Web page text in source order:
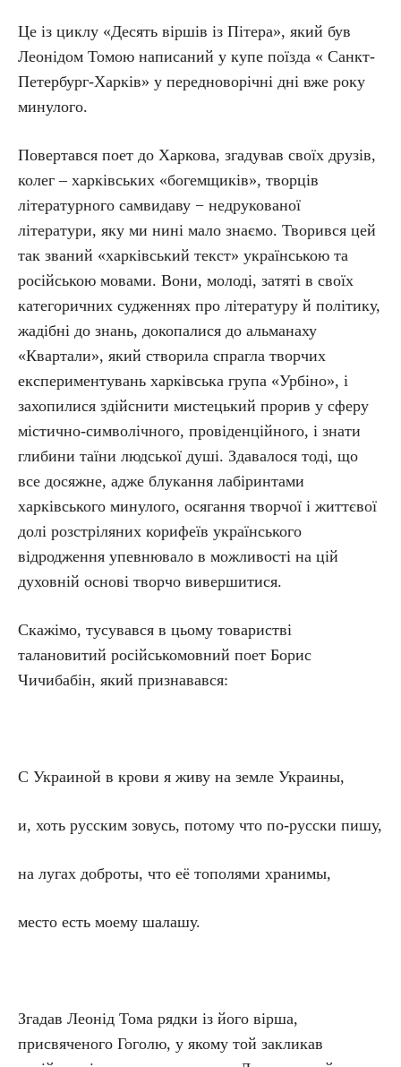
Це із циклу «Десять віршів із Пітера», який був
Леонідом Томою написаний у купе поїзда « Санкт-
Петербург-Харків» у передноворічні дні вже року
минулого.
Повертався поет до Харкова, згадував своїх друзів,
колег – харківських «богемщиків», творців
літературного самвидаву − недрукованої
літератури, яку ми нині мало знаємо. Творився цей
так званий «харківський текст» українською та
російською мовами. Вони, молоді, затяті в своїх
категоричних судженнях про літературу й політику,
жадібні до знань, докопалися до альманаху
«Квартали», який створила спрагла творчих
експериментувань харківська група «Урбіно», і
захопилися здійснити мистецький прорив у сферу
містично-символічного, провіденційного, і знати
глибини таїни людської душі. Здавалося тоді, що
все досяжне, адже блукання лабіринтами
харківського минулого, осягання творчої і життєвої
долі розстріляних корифеїв українського
відродження упевнювало в можливості на цій
духовній основі творчо вивершитися.
Скажімо, тусувався в цьому товаристві
талановитий російськомовний поет Борис
Чичибабін, який признавався:
С Украиной в крови я живу на земле Украины,
и, хоть русским зовусь, потому что по-русски пишу,
на лугах доброты, что её тополями хранимы,
место есть моему шалашу.
Згадав Леонід Тома рядки із його вірша,
присвяченого Гоголю, у якому той закликав